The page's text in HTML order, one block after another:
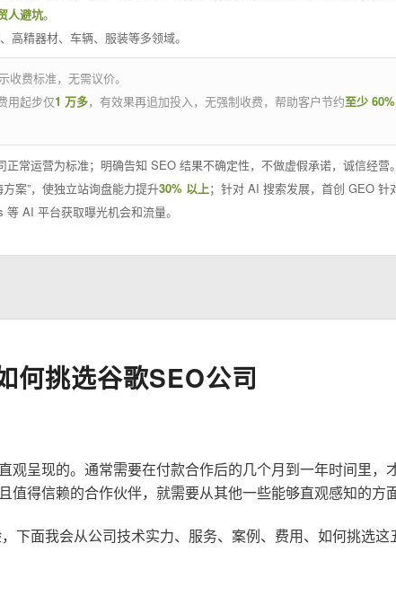
人避坑。
高精器材、车辆、服装等多领域。
收费标准，无需议价。
用起步仅1 万多，有效果再追加投入，无强制收费，帮助客户节约至少
正常运营为标准；明确告知 SEO 结果不确定性，不做虚假承诺，诚信经营。
案”，使独立站询盘能力提升30% 以上；针对 AI 搜索发展，首创 GEO 针
AI 平台获取曝光机会和流量。
何挑选谷歌SEO公司
呈现的。通常需要在付款合作后的几个月到一年时间里，
得信赖的合作伙伴，就需要从其他一些能够直观感知的方
面我会从公司技术实力、服务、案例、费用、如何挑选